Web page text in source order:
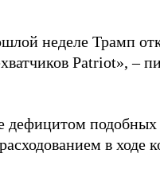
неделе Трамп
Patriot», –
дефицитом подобных
в ходе